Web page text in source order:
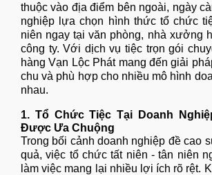
thuộc vào địa điểm bên ngoài, ngày
nghiệp lựa chọn hình thức tổ chức
niên ngay tại văn phòng, nhà xưởng
công ty. Với dịch vụ tiệc trọn gói
hàng Vạn Lộc Phátmang đến giải
chu và phù hợp cho nhiều mô hình
nhau.
1. Tổ Chức Tiệc Tại Doanh
Được Ưa Chuộng
Trong bối cảnh doanh nghiệp đề cao
quả, việc tổ chức tất niên - tân niên
làm việc mang lại nhiều lợi ích rõ rệt.